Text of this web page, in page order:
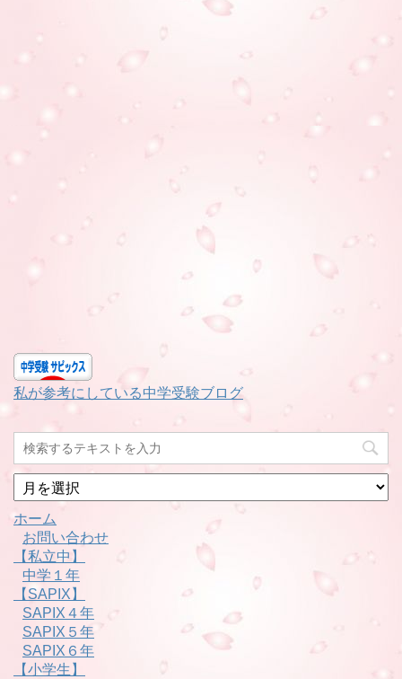
私が参考にしている中学受験ブログ
月
別
ホーム
お問い合わせ
【私立中】
中学１年
【SAPIX】
SAPIX４年
SAPIX５年
SAPIX６年
【小学生】